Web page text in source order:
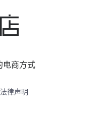
电商方式
法律声明